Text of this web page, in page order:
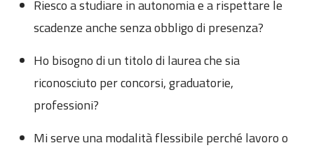
Riesco a studiare in autonomia e a rispettare le
scadenze anche senza obbligo di presenza?
Ho bisogno di un titolo di laurea che sia
riconosciuto per concorsi, graduatorie,
professioni?
Mi serve una modalità flessibile perché lavoro o